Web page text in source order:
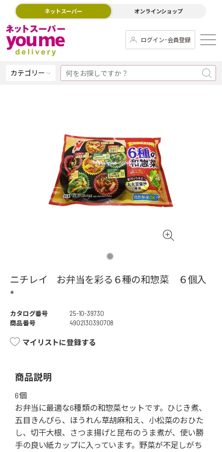
ネットスーパー オンラインショップ
ログイン･会員登録
カテゴリー
ニチレイ お弁当を彩る６種の和惣菜 ６個入
*
カタログ番号
25-10-39730
商品番号
4902130390708
マイリストに登録する
商品説明
6個
お弁当に最適な6種類の和惣菜セットです。ひじき煮、
五目きんぴら、ほうれん草胡麻和え、小松菜のおひた
し、切干大根、さつま揚げと昆布のうま煮が、使い勝
手の良い紙カップに入っています。野菜が不足しがち